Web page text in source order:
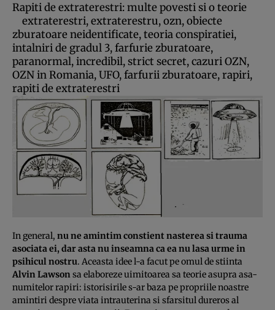
Rapiti de extraterestri: multe povesti si o teorie
extraterestri, extraterestru, ozn, obiecte
zburatoare neidentificate, teoria conspiratiei,
intalniri de gradul 3, farfurie zburatoare,
paranormal, incredibil, strict secret, cazuri OZN,
OZN in Romania, UFO, farfurii zburatoare, rapiri,
rapiti de extraterestri
In general, nu ne amintim constient nasterea si trauma
asociata ei, dar asta nu inseamna ca ea nu lasa urme in
psihicul nostru. Aceasta idee l-a facut pe omul de stiinta
Alvin Lawsonsa elaboreze uimitoarea sa teorie asupra asa-
numitelor rapiri: istorisirile s-ar baza pe propriile noastre
amintiri despre viata intrauterina si sfarsitul dureros al